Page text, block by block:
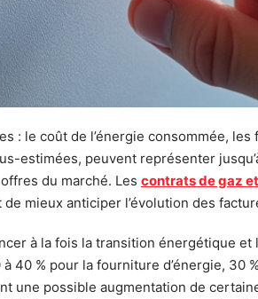
: le coût de l’énergie consommée,
estimées, peuvent représenter
du marché. Les contrats de gaz
mieux anticiper l’évolution des
à la fois la transition énergétique
% pour la fourniture d’énergie, 30
une possible augmentation de